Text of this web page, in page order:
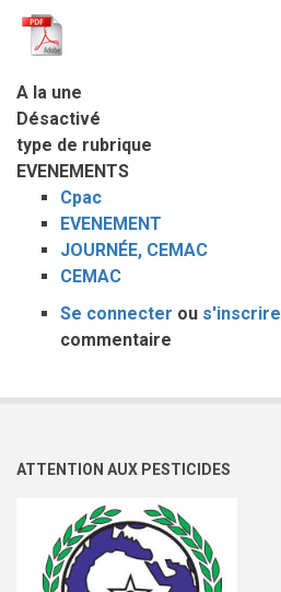
A la une
Désactivé
type de rubrique
EVENEMENTS
Cpac
EVENEMENT
JOURNÉE, CEMAC
CEMAC
Se connecter ou s'inscrire
commentaire
ATTENTION AUX PESTICIDES